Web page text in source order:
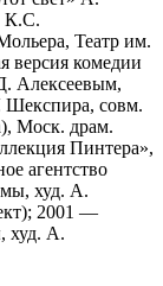
К.С.
Театр им.
версия комедии
Алексеевым,
Шекспира, совм.
Моск. драм.
Пинтера»,
агентство
худ. А.
2001 —
худ. А.